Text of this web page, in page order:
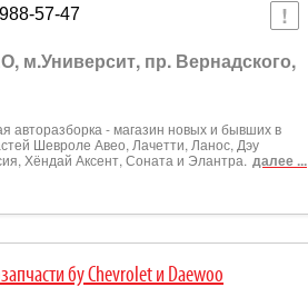
57-47
м.Университ, пр. Вернадского,
авторазборка - магазин новых и бывших в
Шевроле Авео, Лачетти, Ланос, Дэу
Хёндай Аксент, Соната и Элантра. далее ...
бу Chevrolet и Daewoo